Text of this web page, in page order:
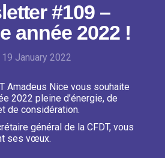
#109 –
année 2022 !
19 January 2022
Amadeus Nice vous souhaite
2022 pleine d’énergie, de
de considération.
général de la CFDT, vous
ses vœux.